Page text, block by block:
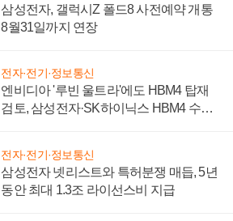
삼성전자, 갤럭시Z 폴드8 사전예약 개통
8월31일까지 연장
전자·전기·정보통신
엔비디아 '루빈 울트라'에도 HBM4 탑재
검토, 삼성전자·SK하이닉스 HBM4 수율
전자·전기·정보통신
삼성전자 넷리스트와 특허분쟁 매듭, 5년
동안 최대 1.3조 라이선스비 지급